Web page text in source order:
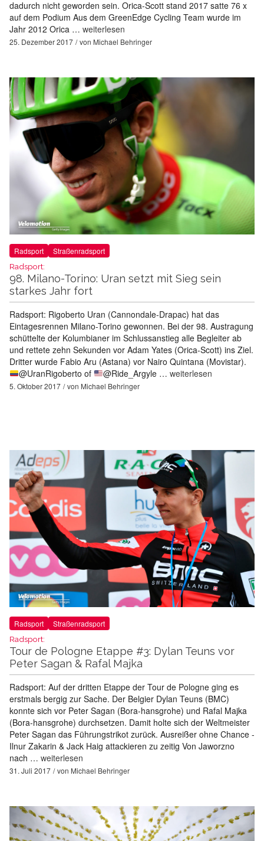
dadurch nicht geworden sein. Orica-Scott stand 2017 satte 76 x
auf dem Podium Aus dem GreenEdge Cycling Team wurde im
Jahr 2012 Orica … weiterlesen
25. Dezember 2017 von Michael Behringer
Radsport Straßenradsport
Radsport:
98. Milano-Torino: Uran setzt mit Sieg sein
starkes Jahr fort
Radsport: Rigoberto Uran (Cannondale-Drapac) hat das
Eintagesrennen Milano-Torino gewonnen. Bei der 98. Austragung
schüttelte der Kolumbianer im Schlussanstieg alle Begleiter ab
und rettete zehn Sekunden vor Adam Yates (Orica-Scott) ins Ziel.
Dritter wurde Fabio Aru (Astana) vor Nairo Quintana (Movistar).
@UranRigoberto of
@Ride_Argyle … weiterlesen
5. Oktober 2017 von Michael Behringer
Radsport Straßenradsport
Radsport:
Tour de Pologne Etappe #3: Dylan Teuns vor
Peter Sagan & Rafal Majka
Radsport: Auf der dritten Etappe der Tour de Pologne ging es
erstmals bergig zur Sache. Der Belgier Dylan Teuns (BMC)
konnte sich vor Peter Sagan (Bora-hansgrohe) und Rafal Majka
(Bora-hansgrohe) durchsetzen. Damit holte sich der Weltmeister
Peter Sagan das Führungstrikot zurück. Ausreißer ohne Chance -
Ilnur Zakarin & Jack Haig attackieren zu zeitig Von Jaworzno
nach … weiterlesen
31. Juli 2017 von Michael Behringer